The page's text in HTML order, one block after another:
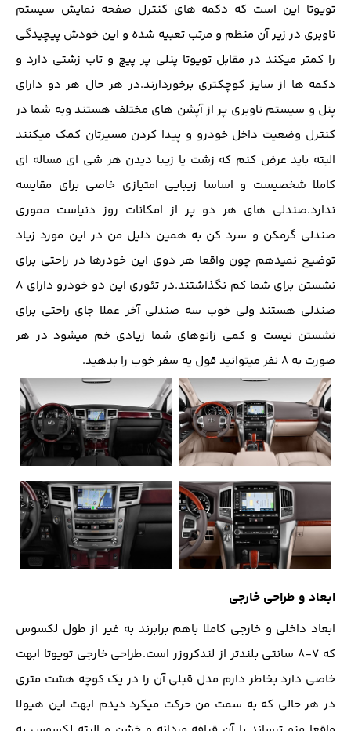
تویوتا این است که دکمه های کنترل صفحه نمایش سیستم
ناوبری در زیر آن منظم و مرتب تعبیه شده و این خودش پیچیدگی
را کمتر میکند در مقابل تویوتا پنلی پر پیچ و تاب زشتی دارد و
دکمه ها از سایز کوچکتری برخوردارند.در هر حال هر دو دارای
پنل و سیستم ناوبری پر از آپشن های مختلف هستند وبه شما در
کنترل وضعیت داخل خودرو و پیدا کردن مسیرتان کمک میکنند
البته باید عرض کنم که زشت یا زیبا دیدن هر شی ای مساله ای
کاملا شخصیست و اساسا زیبایی امتیازی خاصی برای مقایسه
ندارد.صندلی های هر دو پر از امکانات روز دنیاست مموری
صندلی گرمکن و سرد کن به همین دلیل من در این مورد زیاد
توضیح نمیدهم چون واقعا هر دوی این خودرها در راحتی برای
نشستن برای شما کم نگذاشتند.در تئوری این دو خودرو دارای 8
صندلی هستند ولی خوب سه صندلی آخر عملا جای راحتی برای
نشستن نیست و کمی زانوهای شما زیادی خم میشود در هر
صورت به 8 نفر میتوانید قول یه سفر خوب را بدهید.
ابعاد و طراحی خارجی
ابعاد داخلی و خارجی کاملا باهم برابرند به غیر از طول لکسوس
که 7-8 سانتی بلندتر از لندکروزر است.طراحی خارجی تویوتا ابهت
خاصی دارد بخاطر دارم مدل قبلی آن را در یک کوچه هشت متری
در هر حالی که به سمت من حرکت میکرد دیدم ابهت این هیولا